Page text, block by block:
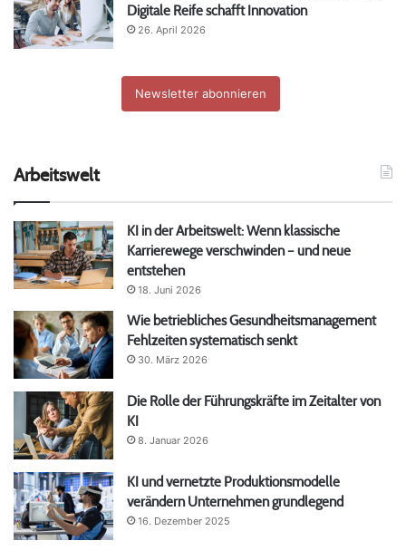
Digitale Reife schafft Innovation
26. April 2026
Newsletter abonnieren
Arbeitswelt
KI in der Arbeitswelt: Wenn klassische
Karrierewege verschwinden – und neue
entstehen
18. Juni 2026
Wie betriebliches Gesundheitsmanagement
Fehlzeiten systematisch senkt
30. März 2026
Die Rolle der Führungskräfte im Zeitalter von
KI
8. Januar 2026
KI und vernetzte Produktionsmodelle
verändern Unternehmen grundlegend
16. Dezember 2025